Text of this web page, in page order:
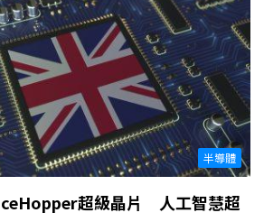
半導體
超級晶片 人工智慧超